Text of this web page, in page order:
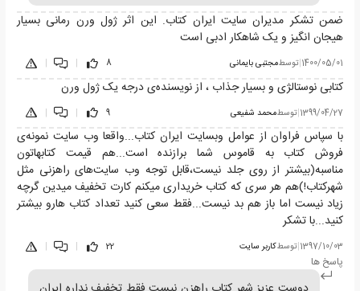
ضمن تشکر مدیران سایت ایران کتاب. این اثر ژول ورن رمانی بسیار
هیجان انگیز و یک شاهکار ادبی است
1400/05/01
|توسطمجتبی بایمانی 8
|
|
کتابی نوستالژی و بسیار جذاب ، از نویسنده‌ی درجه یک ژول ورن
1399/04/27
|توسطمحمد شفیعی 9
|
|
با سپاس فراوان از عوامل وبسایت ایران کتاب...واقعا وب سایت نمونه‌ی
فروش کتاب به قاموس شما برازنده است...هم قیمت کتابهاتون
مناسبه(بیشتر از روی جلد نیست،قابل توجه وب سایت‌های راهزنی مثل
شهرکتاب!)هم هر سری که کتاب خریداری میکنم کارت تخفیف میدین گرچه
زیاد نیست اما باز هم بد نیست...فقط سعی کنید تعداد کتاب هارو بیشتر
کنید...با تشکر
1397/10/03
|توسطکاربر سایت 22
|
|
پاسخ ها